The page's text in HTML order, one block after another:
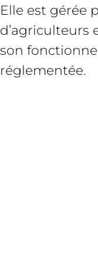
Elle est gérée
d’agriculteurs
son
réglementée.